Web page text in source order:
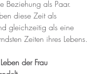
Beziehung als Paar.
diese Zeit als
gleichzeitig als eine
Zeiten ihres Lebens.
der Frau